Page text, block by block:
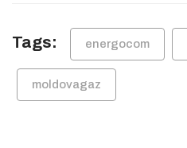
Tags: energocom
moldovagaz